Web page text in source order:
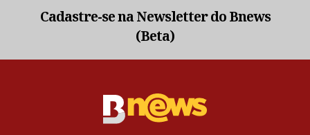
Cadastre-se na Newsletter do Bnews
(Beta)